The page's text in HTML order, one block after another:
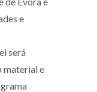
e
será
material e